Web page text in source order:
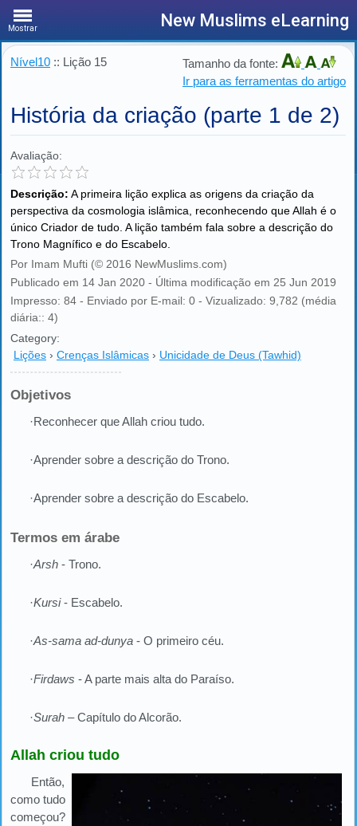
Mostrar New Muslims eLearning
Nível10 :: Lição 15
Tamanho da fonte:
Ir para as ferramentas do artigo
História da criação (parte 1 de 2)
Avaliação:
Descrição: A primeira lição explica as origens da criação da
perspectiva da cosmologia islâmica, reconhecendo que Allah é o
único Criador de tudo. A lição também fala sobre a descrição do
Trono Magnífico e do Escabelo.
Por Imam Mufti (© 2016 NewMuslims.com)
Publicado em 14 Jan 2020 - Última modificação em 25 Jun 2019
Impresso: 84 - Enviado por E-mail: 0 - Vizualizado: 9,782 (média
diária:: 4)
Category:
Lições › Crenças Islâmicas › Unicidade de Deus (Tawhid)
Objetivos
·Reconhecer que Allah criou tudo.
·Aprender sobre a descrição do Trono.
·Aprender sobre a descrição do Escabelo.
Termos em árabe
·Arsh - Trono.
·Kursi- Escabelo.
·As-sama ad-dunya - O primeiro céu.
·Firdaws - A parte mais alta do Paraíso.
·Surah – Capítulo do Alcorão.
Allah criou tudo
Então,
como tudo
começou?